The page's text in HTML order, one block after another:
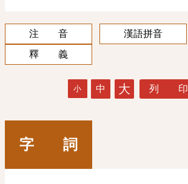
注 音
漢語拼音
釋 義
小 中 大 列 印
字 詞